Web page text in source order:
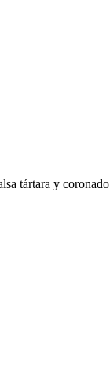
tártara y coronado